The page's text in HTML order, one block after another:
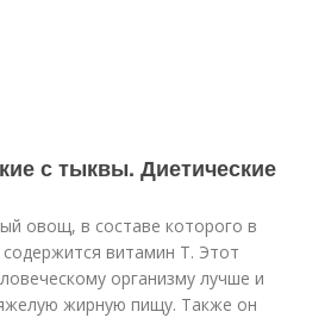
с тыквы. Диетические
овощ, в составе которого в
витамин Т. Этот
организму лучше и
жирную пищу. Также он